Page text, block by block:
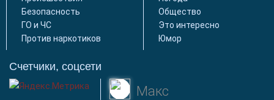
Безопасность
ГО и ЧС
Против наркотиков
Общество
Это интересно
Юмор
Счетчики, соцсети
Макс